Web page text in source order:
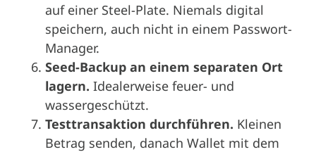
auf einer Steel-Plate. Niemals digital
speichern, auch nicht in einem Passwort-
Manager.
Seed-Backup an einem separaten Ort
lagern. Idealerweise feuer- und
wassergeschützt.
Testtransaktion durchführen. Kleinen
Betrag senden, danach Wallet mit dem